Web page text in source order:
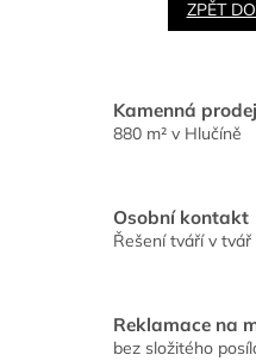
ZPĚT
Kamenná
880 m² v Hlučíně
Osobní kontakt
Řešení tváří v
Reklamace na
bez složitého